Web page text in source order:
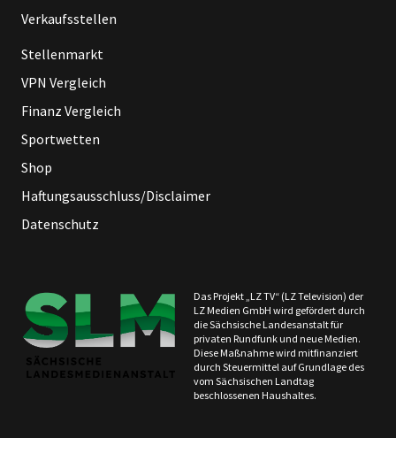
Verkaufsstellen
Stellenmarkt
VPN Vergleich
Finanz Vergleich
Sportwetten
Shop
Haftungsausschluss/Disclaimer
Datenschutz
Das Projekt „LZ TV“ (LZ Television) der
LZ Medien GmbH wird gefördert durch
die Sächsische Landesanstalt für
privaten Rundfunk und neue Medien.
Diese Maßnahme wird mitfinanziert
durch Steuermittel auf Grundlage des
vom Sächsischen Landtag
beschlossenen Haushaltes.